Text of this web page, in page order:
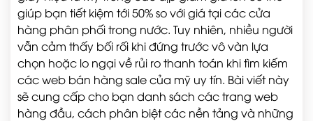
giúp bạn tiết kiệm tới 50% so với giá tại các cửa
hàng phân phối trong nước. Tuy nhiên, nhiều người
vẫn cảm thấy bối rối khi đứng trước vô vàn lựa
chọn hoặc lo ngại về rủi ro thanh toán khi tìm kiếm
các web bán hàng sale của mỹ uy tín. Bài viết này
sẽ cung cấp cho bạn danh sách các trang web
hàng đầu, cách phân biệt các nền tảng và những